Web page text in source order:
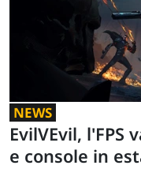
NEWS
EvilVEvil, l'FPS
e console in